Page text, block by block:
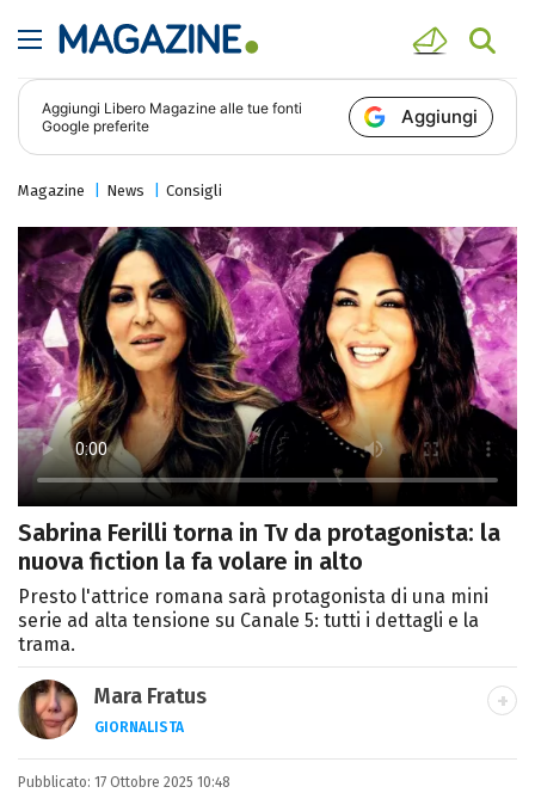
Aggiungi Libero Magazine alle tue fonti
Google preferite
Aggiungi
Magazine News Consigli
Sabrina Ferilli torna in Tv da protagonista: la
nuova fiction la fa volare in alto
Presto l'attrice romana sarà protagonista di una mini
serie ad alta tensione su Canale 5: tutti i dettagli e la
trama.
Mara Fratus
GIORNALISTA
Nella mia vita non possono mancare, il
Pubblicato: 17 Ottobre 2025 10:48